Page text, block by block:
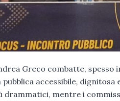
Greco combatte,
pubblica accessibile,
drammatici, mentre i